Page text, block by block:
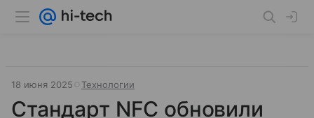
18 июня 2025 Технологии
Стандарт NFC обновили